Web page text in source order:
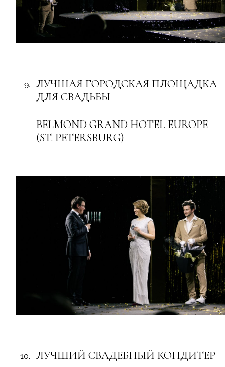
ЛУЧШАЯ ГОРОДСКАЯ ПЛОЩАДКА
ДЛЯ СВАДЬБЫ
BELMOND GRAND HOTEL EUROPE
(ST. PETERSBURG)
ЛУЧШИЙ СВАДЕБНЫЙ КОНДИТЕР